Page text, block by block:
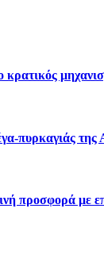
πυρκαγιάς της
προσφορά με